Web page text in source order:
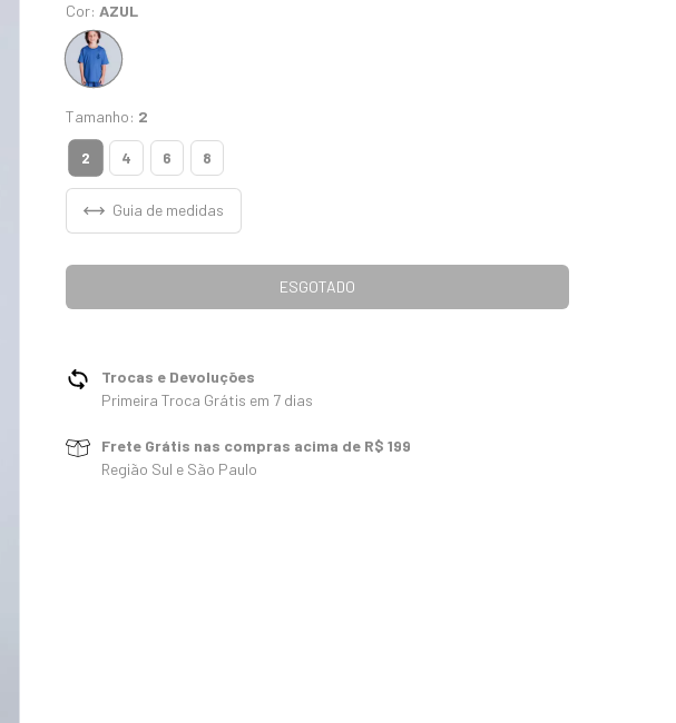
Cor: AZUL
Tamanho: 2
2 4 6 8
Guia de medidas
Trocas e Devoluções
Primeira Troca Grátis em 7 dias
Frete Grátis nas compras acima de R$ 199
Região Sul e São Paulo